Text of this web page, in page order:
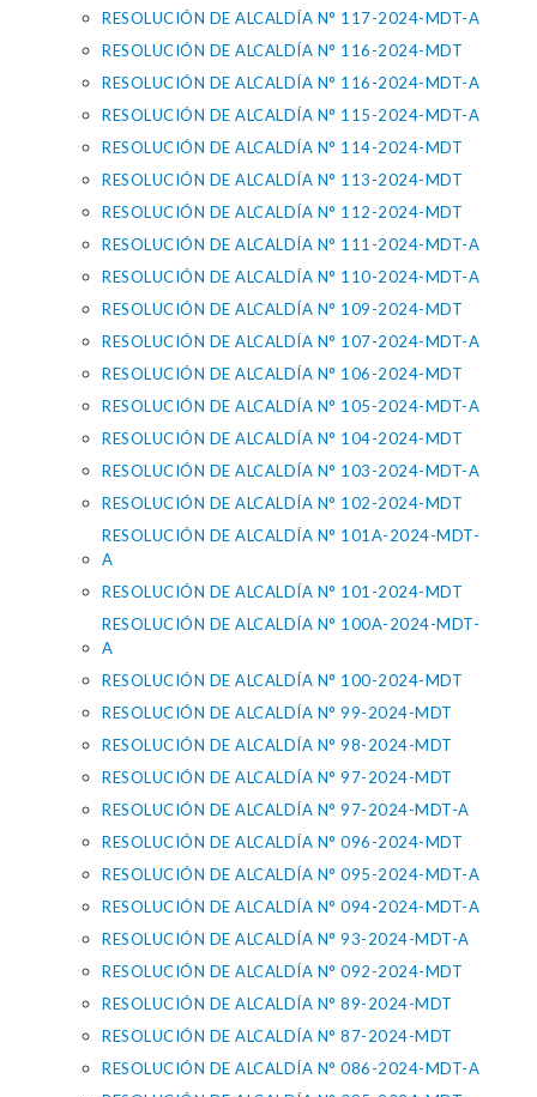
RESOLUCIÓN DE ALCALDÍA N° 117-2024-MDT-A
RESOLUCIÓN DE ALCALDÍA N° 116-2024-MDT
RESOLUCIÓN DE ALCALDÍA N° 116-2024-MDT-A
RESOLUCIÓN DE ALCALDÍA N° 115-2024-MDT-A
RESOLUCIÓN DE ALCALDÍA N° 114-2024-MDT
RESOLUCIÓN DE ALCALDÍA N° 113-2024-MDT
RESOLUCIÓN DE ALCALDÍA N° 112-2024-MDT
RESOLUCIÓN DE ALCALDÍA N° 111-2024-MDT-A
RESOLUCIÓN DE ALCALDÍA N° 110-2024-MDT-A
RESOLUCIÓN DE ALCALDÍA N° 109-2024-MDT
RESOLUCIÓN DE ALCALDÍA N° 107-2024-MDT-A
RESOLUCIÓN DE ALCALDÍA N° 106-2024-MDT
RESOLUCIÓN DE ALCALDÍA N° 105-2024-MDT-A
RESOLUCIÓN DE ALCALDÍA N° 104-2024-MDT
RESOLUCIÓN DE ALCALDÍA N° 103-2024-MDT-A
RESOLUCIÓN DE ALCALDÍA N° 102-2024-MDT
RESOLUCIÓN DE ALCALDÍA N° 101A-2024-MDT-
A
RESOLUCIÓN DE ALCALDÍA N° 101-2024-MDT
RESOLUCIÓN DE ALCALDÍA N° 100A-2024-MDT-
A
RESOLUCIÓN DE ALCALDÍA N° 100-2024-MDT
RESOLUCIÓN DE ALCALDÍA N° 99-2024-MDT
RESOLUCIÓN DE ALCALDÍA N° 98-2024-MDT
RESOLUCIÓN DE ALCALDÍA N° 97-2024-MDT
RESOLUCIÓN DE ALCALDÍA N° 97-2024-MDT-A
RESOLUCIÓN DE ALCALDÍA N° 096-2024-MDT
RESOLUCIÓN DE ALCALDÍA N° 095-2024-MDT-A
RESOLUCIÓN DE ALCALDÍA N° 094-2024-MDT-A
RESOLUCIÓN DE ALCALDÍA N° 93-2024-MDT-A
RESOLUCIÓN DE ALCALDÍA N° 092-2024-MDT
RESOLUCIÓN DE ALCALDÍA N° 89-2024-MDT
RESOLUCIÓN DE ALCALDÍA N° 87-2024-MDT
RESOLUCIÓN DE ALCALDÍA N° 086-2024-MDT-A